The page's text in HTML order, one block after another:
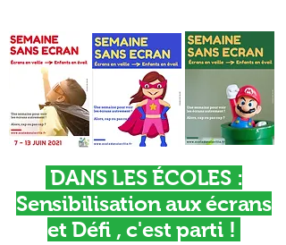
DANS LES ÉCOLES :
Sensibilisation aux écrans
et Défi , c'est parti !